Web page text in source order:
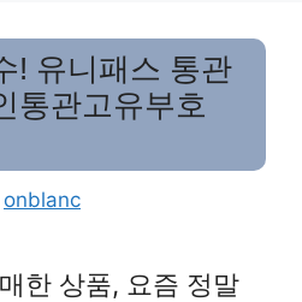
! 유니패스 통관
통관고유부호
onblanc
한 상품, 요즘 정말